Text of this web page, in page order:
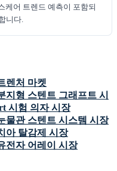
케어 트렌드 예측이 포함되
니다.
렌처 마켓
지형 스텐트 그래프트 시
시험 의자 시장
물관 스텐트 시스템 시장
아 탈감제 시장
전자 어레이 시장